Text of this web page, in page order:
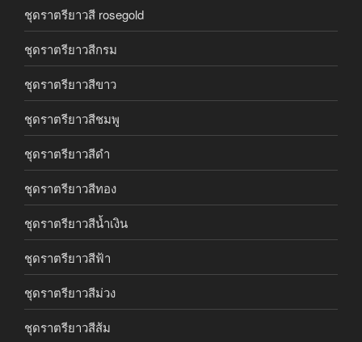
ชุดราตรียาวสี rosegold
ชุดราตรียาวสีกรม
ชุดราตรียาวสีขาว
ชุดราตรียาวสีชมพู
ชุดราตรียาวสีดำ
ชุดราตรียาวสีทอง
ชุดราตรียาวสีน้ำเงิน
ชุดราตรียาวสีฟ้า
ชุดราตรียาวสีม่วง
ชุดราตรียาวสีส้ม